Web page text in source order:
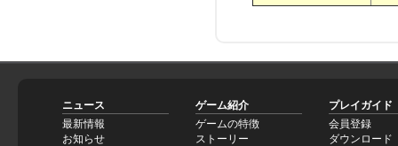
ニュース
最新情報
お知らせ
ゲーム紹介
ゲームの特徴
ストーリー
プレイガイド
会員登録
ダウンロード